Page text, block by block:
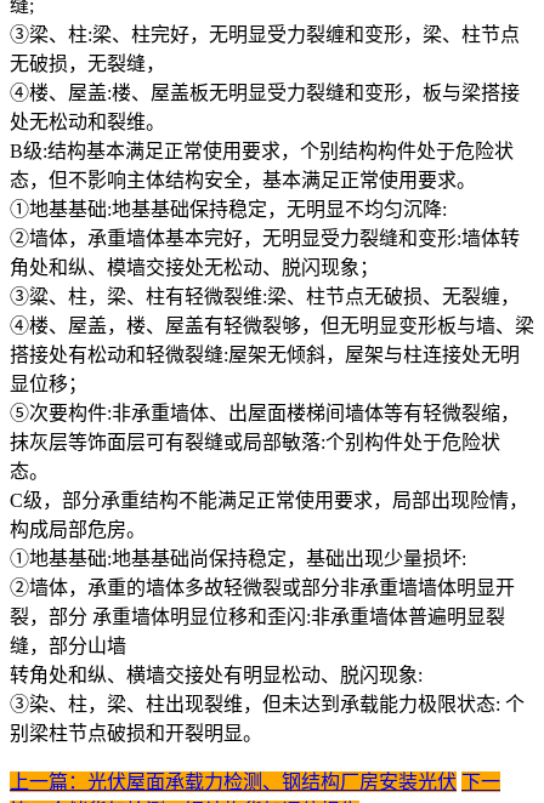
缝;
③梁、柱:梁、柱完好，无明显受力裂缠和变形，梁、柱节点
无破损，无裂缝，
④楼、屋盖:楼、屋盖板无明显受力裂缝和变形，板与梁搭接
处无松动和裂维。
B级:结构基本满足正常使用要求，个别结构构件处于危险状
态，但不影响主体结构安全，基本满足正常使用要求。
①地基基础:地基基础保持稳定，无明显不均匀沉降:
②墙体，承重墙体基本完好，无明显受力裂缝和变形:墙体转
角处和纵、模墙交接处无松动、脱闪现象；
③粱、柱，梁、柱有轻微裂维:梁、柱节点无破损、无裂缠，
④楼、屋盖，楼、屋盖有轻微裂够，但无明显变形板与墙、梁
搭接处有松动和轻微裂缝:屋架无倾斜，屋架与柱连接处无明
显位移；
⑤次要构件:非承重墙体、出屋面楼梯间墙体等有轻微裂缩，
抹灰层等饰面层可有裂缝或局部敏落:个别构件处于危险状
态。
C级，部分承重结构不能满足正常使用要求，局部出现险情，
构成局部危房。
①地基基础:地基基础尚保持稳定，基础出现少量损坏:
②墙体，承重的墙体多故轻微裂或部分非承重墙墙体明显开
裂，部分 承重墙体明显位移和歪闪:非承重墙体普遍明显裂
缝，部分山墙
转角处和纵、横墙交接处有明显松动、脱闪现象:
③染、柱，梁、柱出现裂维，但未达到承载能力极限状态: 个
别梁柱节点破损和开裂明显。
上一篇：光伏屋面承载力检测、钢结构厂房安装光伏 下一